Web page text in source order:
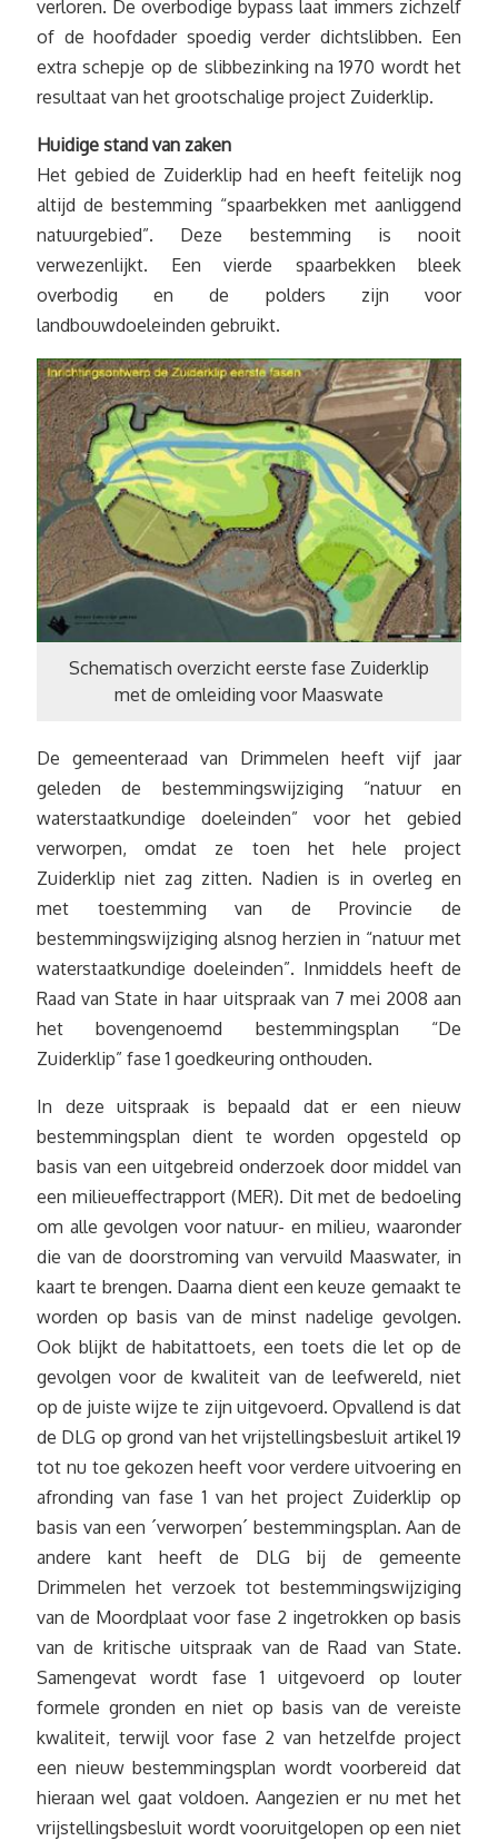
verloren. De overbodige bypass laat immers zichzelf
of de hoofdader spoedig verder dichtslibben. Een
extra schepje op de slibbezinking na 1970 wordt het
resultaat van het grootschalige project Zuiderklip.
Huidige stand van zaken
Het gebied de Zuiderklip had en heeft feitelijk nog
altijd de bestemming “spaarbekken met aanliggend
natuurgebied”. Deze bestemming is nooit
verwezenlijkt. Een vierde spaarbekken bleek
overbodig en de polders zijn voor
landbouwdoeleinden gebruikt.
Schematisch overzicht eerste fase Zuiderklip
met de omleiding voor Maaswate
De gemeenteraad van Drimmelen heeft vijf jaar
geleden de bestemmingswijziging “natuur en
waterstaatkundige doeleinden” voor het gebied
verworpen, omdat ze toen het hele project
Zuiderklip niet zag zitten. Nadien is in overleg en
met toestemming van de Provincie de
bestemmingswijziging alsnog herzien in “natuur met
waterstaatkundige doeleinden”. Inmiddels heeft de
Raad van State in haar uitspraak van 7 mei 2008 aan
het bovengenoemd bestemmingsplan “De
Zuiderklip” fase 1 goedkeuring onthouden.
In deze uitspraak is bepaald dat er een nieuw
bestemmingsplan dient te worden opgesteld op
basis van een uitgebreid onderzoek door middel van
een milieueffectrapport (MER). Dit met de bedoeling
om alle gevolgen voor natuur- en milieu, waaronder
die van de doorstroming van vervuild Maaswater, in
kaart te brengen. Daarna dient een keuze gemaakt te
worden op basis van de minst nadelige gevolgen.
Ook blijkt de habitattoets, een toets die let op de
gevolgen voor de kwaliteit van de leefwereld, niet
op de juiste wijze te zijn uitgevoerd. Opvallend is dat
de DLG op grond van het vrijstellingsbesluit artikel 19
tot nu toe gekozen heeft voor verdere uitvoering en
afronding van fase 1 van het project Zuiderklip op
basis van een ´verworpen´ bestemmingsplan. Aan de
andere kant heeft de DLG bij de gemeente
Drimmelen het verzoek tot bestemmingswijziging
van de Moordplaat voor fase 2 ingetrokken op basis
van de kritische uitspraak van de Raad van State.
Samengevat wordt fase 1 uitgevoerd op louter
formele gronden en niet op basis van de vereiste
kwaliteit, terwijl voor fase 2 van hetzelfde project
een nieuw bestemmingsplan wordt voorbereid dat
hieraan wel gaat voldoen. Aangezien er nu met het
vrijstellingsbesluit wordt vooruitgelopen op een niet